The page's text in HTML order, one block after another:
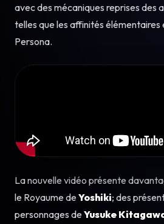
avec des mécaniques reprises des
telles que les affinités élémentaires
Persona.
La nouvelle vidéo présente
le Royaume deYoshiki; des
personnages deYusuke